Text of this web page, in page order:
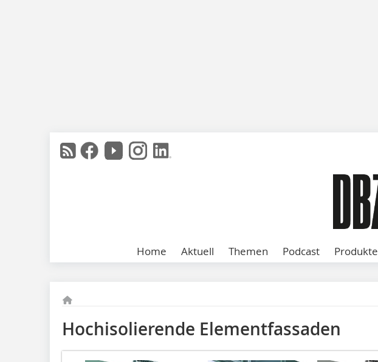
Home Aktuell Themen Podcast Produkte
Hochisolierende Elementfassaden